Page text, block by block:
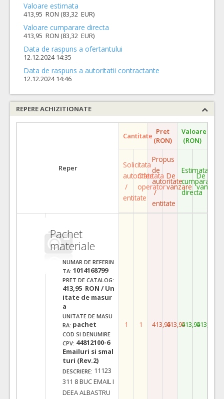
Valoare estimata
413,95 RON (83,32 EUR)
Valoare cumparare directa
413,95 RON (83,32 EUR)
Data de raspuns a ofertantului
12.12.2024 14:35
Data de raspuns a autoritatii contractante
12.12.2024 14:46
REPERE ACHIZITIONATE
Reper
Cantitate Pret
(RON)
Valoare
(RON)
Solicitata
autoritate
/
entitate
Ofertata
operator
Propus
de
autoritate
/
entitate
De
vanzare
Estimata
cumparare
directa
De
vanzare
Pachet
materiale
NUMAR DE REFERIN
TA: 1014168799
PRET DE CATALOG:
413,95 RON / Un
itate de masur
a
UNITATE DE MASU
RA: pachet
COD SI DENUMIRE
CPV: 44812100-6
Emailuri si smal
turi (Rev.2)
DESCRIERE: 11123
311 8 BUC EMAIL I
DEEA ALBASTRU
1 1 413,95413,95413,95413,95